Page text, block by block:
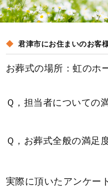
君津市にお住まいのお客
お葬式の場所：虹のホ
Ｑ，担当者について
Ｑ，お葬式全般の
実際に頂いたアンケー